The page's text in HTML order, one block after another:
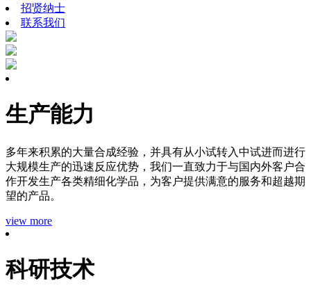
招贤纳士
联系我们
生产能力
多年来积累的大量合成经验，并具有从小试转入中试进而进行
大规模生产的迅速反应优势，我们一直致力于与国内外客户合
作开发生产各类精细化学品，为客户提供满意的服务和超越期
望的产品。
view more
科研技术